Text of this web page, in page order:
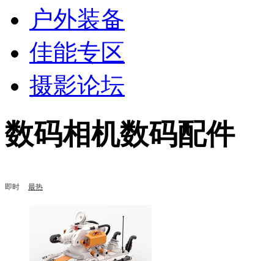
户外装备
佳能专区
摄影论坛
数码相机数码配件
即时 最热